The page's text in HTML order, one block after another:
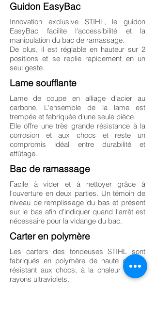
Guidon EasyBac
Innovation exclusive STIHL, le guidon
EasyBac facilite l'accessibilité et la
manipulation du bac de ramassage.
De plus, il est réglable en hauteur sur 2
positions et se replie rapidement en un
seul geste.
Lame soufflante
Lame de coupe en alliage d'acier au
carbone. L'ensemble de la lame est
trempée et fabriquée d'une seule pièce.
Elle offre une très grande résistance à la
corrosion et aux chocs et reste un
compromis idéal entre durabilité et
affûtage.
Bac de ramassage
Facile à vider et à nettoyer grâce à
l'ouverture en deux parties. Un témoin de
niveau de remplissage du bas et présent
sur le bas afin d'indiquer quand l'arrêt est
nécessaire pour la vidange du bac.
Carter en polymère
Les carters des tondeuses STIHL sont
fabriqués en polymère de haute qualité,
résistant aux chocs, à la chaleur et aux
rayons ultraviolets.